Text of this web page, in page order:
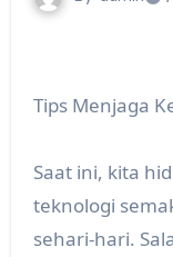
Tips Menjaga
Saat ini, kita
teknologi
sehari-hari.